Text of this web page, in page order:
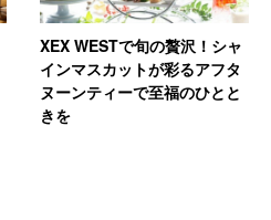
XEX WESTで旬の贅沢！シャ
インマスカットが彩るアフタ
ヌーンティーで至福のひとと
きを